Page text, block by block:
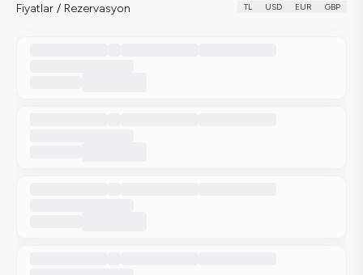
Fiyatlar / Rezervasyon TL USD EUR GBP